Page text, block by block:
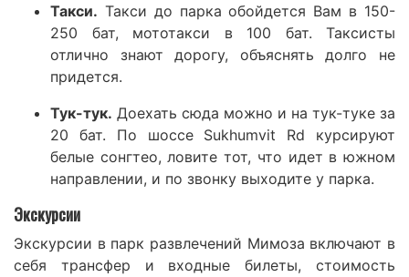
Такси. Такси до парка обойдется Вам в 150-
250 бат, мототакси в 100 бат. Таксисты
отлично знают дорогу, объяснять долго не
придется.
Тук-тук. Доехать сюда можно и на тук-туке за
20 бат. По шоссе Sukhumvit Rd курсируют
белые сонгтео, ловите тот, что идет в южном
направлении, и по звонку выходите у парка.
Экскурсии
Экскурсии в парк развлечений Мимоза включают в
себя трансфер и входные билеты, стоимость